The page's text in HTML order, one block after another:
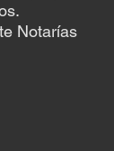
Notarías